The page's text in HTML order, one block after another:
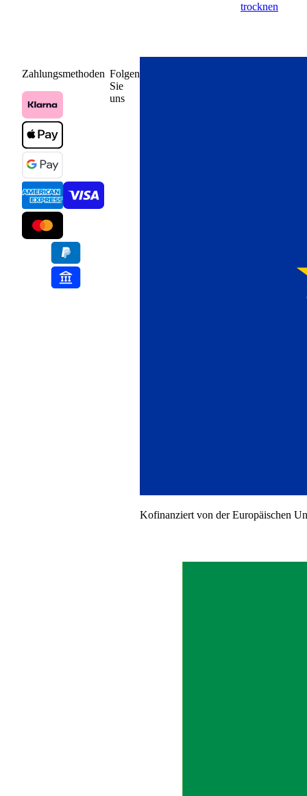
trocknen
Zahlungsmethoden Folgen
Sie
uns
Kofinanziert von der Europäischen